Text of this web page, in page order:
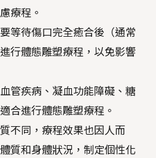
療程。
等待傷口完全癒合後（通常
行體態雕塑療程，以免影響
管疾病、凝血功能障礙、糖
合進行體態雕塑療程。
不同，療程效果也因人而
質和身體狀況，制定個性化